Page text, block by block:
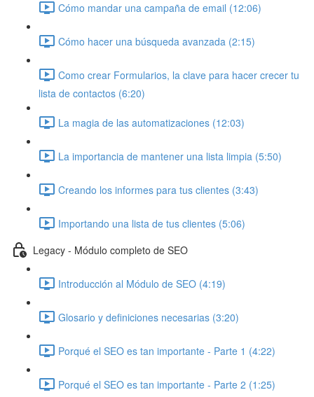
Cómo mandar una campaña de email (12:06)
Cómo hacer una búsqueda avanzada (2:15)
Como crear Formularios, la clave para hacer crecer tu
lista de contactos (6:20)
La magia de las automatizaciones (12:03)
La importancia de mantener una lista limpia (5:50)
Creando los informes para tus clientes (3:43)
Importando una lista de tus clientes (5:06)
Legacy - Módulo completo de SEO
Introducción al Módulo de SEO (4:19)
Glosario y definiciones necesarias (3:20)
Porqué el SEO es tan importante - Parte 1 (4:22)
Porqué el SEO es tan importante - Parte 2 (1:25)